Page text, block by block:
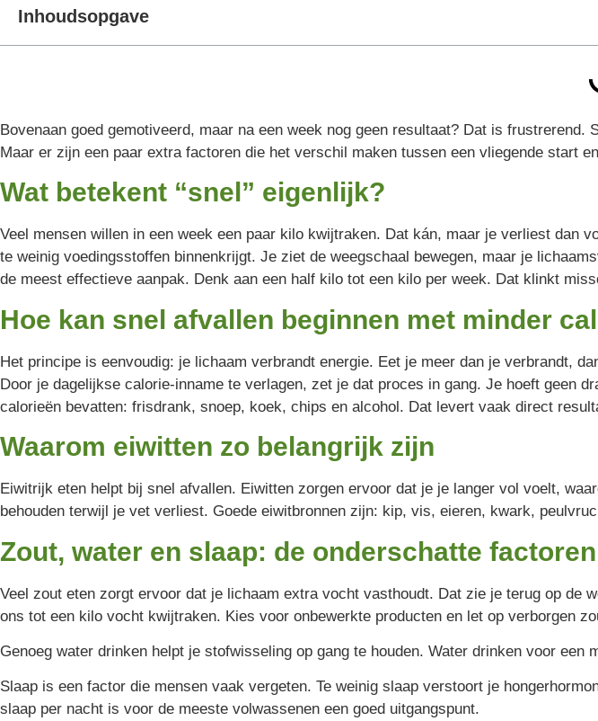
Inhoudsopgave
Bovenaan goed gemotiveerd, maar na een week nog geen resultaat? Dat is
Maar er zijn een paar extra factoren die het verschil maken tussen een vliegende start
Wat betekent “snel” eigenlijk?
Veel mensen willen in een week een paar kilo kwijtraken. Dat kán, maar je verliest dan
te weinig voedingsstoffen binnenkrijgt. Je ziet de weegschaal bewegen, maar je
de meest effectieve aanpak. Denk aan een half kilo tot een kilo per week. Dat klinkt
Hoe kan snel afvallen beginnen met minder
Het principe is eenvoudig: je lichaam verbrandt energie. Eet je meer dan je verbrandt,
Door je dagelijkse calorie-inname te verlagen, zet je dat proces in gang. Je hoeft geen
calorieën bevatten: frisdrank, snoep, koek, chips en alcohol. Dat levert vaak direct
Waarom eiwitten zo belangrijk zijn
Eiwitrijk eten helpt bij snel afvallen. Eiwitten zorgen ervoor dat je je langer vol voelt,
behouden terwijl je vet verliest. Goede eiwitbronnen zijn: kip, vis, eieren, kwark,
Zout, water en slaap: de onderschatte factoren
Veel zout eten zorgt ervoor dat je lichaam extra vocht vasthoudt. Dat zie je terug op de
ons tot een kilo vocht kwijtraken. Kies voor onbewerkte producten en let op verborgen
Genoeg water drinken helpt je stofwisseling op gang te houden. Water drinken voor
Slaap is een factor die mensen vaak vergeten. Te weinig slaap verstoort je
slaap per nacht is voor de meeste volwassenen een goed uitgangspunt.